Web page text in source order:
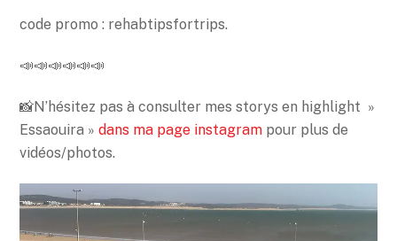
code promo : rehabtipsfortrips.
📣📣📣📣📣📣
📸N’hésitez pas à consulter mes storys en highlight »
Essaouira »dans ma page instagram pour plus de
vidéos/photos.